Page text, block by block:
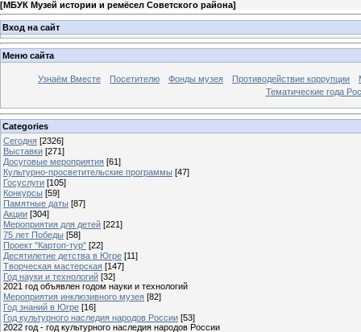
[МБУК Музей истории и ремёсел Советского района]
Вход на сайт
Меню сайта
Узнаём Вместе Посетителю Фонды музея Противодействие коррупции
Тематические года
Categories
Сегодня [2326]
Выставки [271]
Досуговые мероприятия [61]
Культурно-просветительские программы [47]
Госуслуги [105]
Конкурсы [59]
Памятные даты [87]
Акции [304]
Мероприятия для детей [221]
75 лет Победы [58]
Проект "Картоп-тур" [22]
Десятилетие детства в Югре [11]
Творческая мастерская [147]
Год науки и технологий [32]
2021 год объявлен годом науки и технологий
Мероприятия инклюзивного музея [82]
Год знаний в Югре [16]
Год культурного наследия народов России [53]
2022 год - год культурного наследия народов России